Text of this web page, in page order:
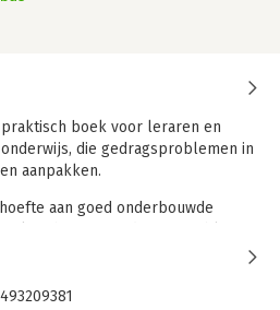
boek voor leraren en
die gedragsproblemen in
aanpakken.
aan goed onderbouwde
beweging, verschijnen er nieuwe
gedrag van kinderen in de groep,
vanuit de overheid over